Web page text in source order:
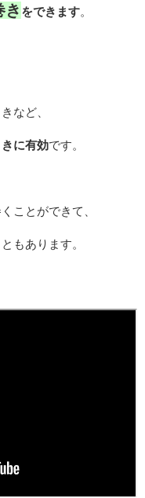
き をできます。
など、
に有効です。
ことができて、
もあります。